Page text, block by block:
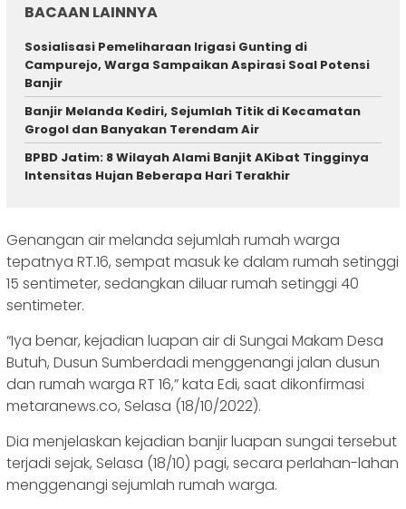
BACAAN LAINNYA
Sosialisasi Pemeliharaan Irigasi Gunting di
Campurejo, Warga Sampaikan Aspirasi Soal Potensi
Banjir
Banjir Melanda Kediri, Sejumlah Titik di Kecamatan
Grogol dan Banyakan Terendam Air
BPBD Jatim: 8 Wilayah Alami Banjit AKibat Tingginya
Intensitas Hujan Beberapa Hari Terakhir
Genangan air melanda sejumlah rumah warga
tepatnya RT.16, sempat masuk ke dalam rumah setinggi
15 sentimeter, sedangkan diluar rumah setinggi 40
sentimeter.
“Iya benar, kejadian luapan air di Sungai Makam Desa
Butuh, Dusun Sumberdadi menggenangi jalan dusun
dan rumah warga RT 16,” kata Edi, saat dikonfirmasi
metaranews.co, Selasa (18/10/2022).
Dia menjelaskan kejadian banjir luapan sungai tersebut
terjadi sejak, Selasa (18/10) pagi, secara perlahan-lahan
menggenangi sejumlah rumah warga.